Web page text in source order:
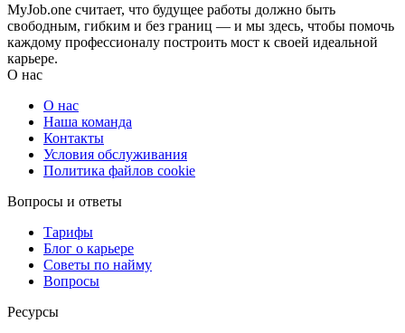
MyJob.one считает, что будущее работы должно быть
свободным, гибким и без границ — и мы здесь, чтобы помочь
каждому профессионалу построить мост к своей идеальной
карьере.
О нас
О нас
Наша команда
Контакты
Условия обслуживания
Политика файлов cookie
Вопросы и ответы
Тарифы
Блог о карьере
Советы по найму
Вопросы
Ресурсы